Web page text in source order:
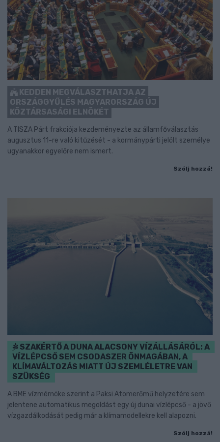
KEDDEN MEGVÁLASZTHATJA AZ
ORSZÁGGYŰLÉS MAGYARORSZÁG ÚJ
KÖZTÁRSASÁGI ELNÖKÉT
A TISZA Párt frakciója kezdeményezte az államfőválasztás
augusztus 11-re való kitűzését - a kormánypárti jelölt személye
ugyanakkor egyelőre nem ismert.
Szólj hozzá!
SZAKÉRTŐ A DUNA ALACSONY VÍZÁLLÁSÁRÓL: A
VÍZLÉPCSŐ SEM CSODASZER ÖNMAGÁBAN, A
KLÍMAVÁLTOZÁS MIATT ÚJ SZEMLÉLETRE VAN
SZÜKSÉG
A BME vízmérnöke szerint a Paksi Atomerőmű helyzetére sem
jelentene automatikus megoldást egy új dunai vízlépcső - a jövő
vízgazdálkodását pedig már a klímamodellekre kell alapozni.
Szólj hozzá!